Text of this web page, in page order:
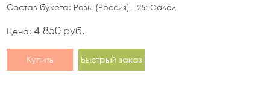
Состав букета: Розы (Россия) - 25; Салал
Цена: 4 850 руб.
Купить Быстрый заказ